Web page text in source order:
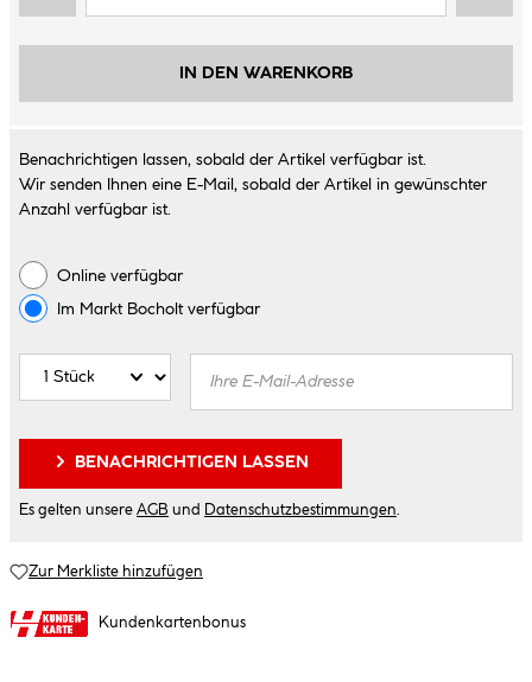
IN DEN WARENKORB
Benachrichtigen lassen, sobald der Artikel verfügbar ist.
Wir senden Ihnen eine E-Mail, sobald der Artikel in gewünschter
Anzahl verfügbar ist.
Online verfügbar
Im Markt Bocholtverfügbar
BENACHRICHTIGEN LASSEN
Es gelten unsere AGB und Datenschutzbestimmungen
Zur Merkliste hinzufügen
Kundenkartenbonus